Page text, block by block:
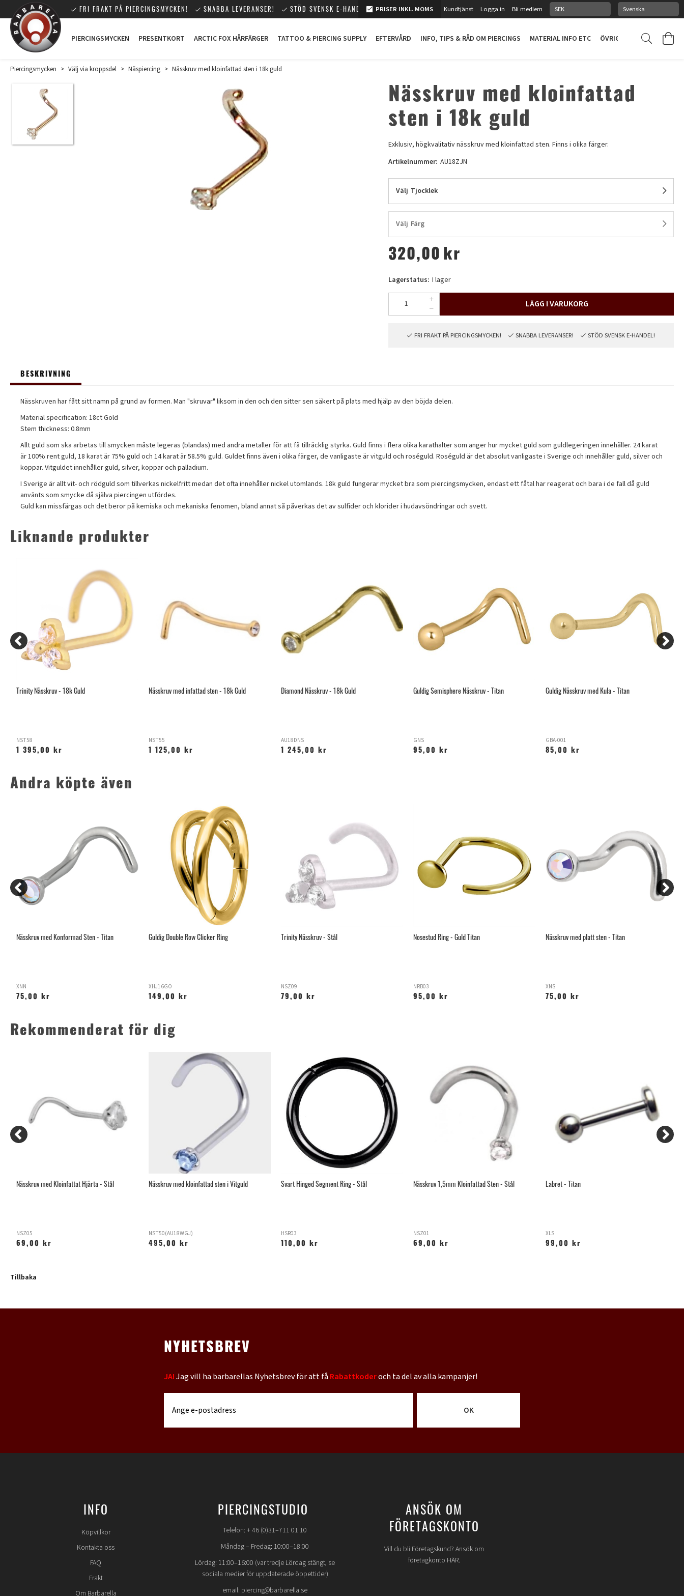
FRI FRAKT PÅ PIERCINGSMYCKEN! SNABBA LEVERANSER! STÖD SVENSK E-HANDEL! PRISER INKL. MOMS Kundtjänst Logga in Bli medlem
PIERCINGSMYCKEN PRESENTKORT ARCTIC FOX HÅRFÄRGER TATTOO & PIERCING SUPPLY EFTERVÅRD INFO, TIPS & RÅD OM PIERCINGS MATERIAL INFO ETC ÖVRIGT
Piercingsmycken > Välj via kroppsdel > Näspiercing > Nässkruv med kloinfattad sten i 18k guld
Nässkruv med kloinfattad
sten i 18k guld
Exklusiv, högkvalitativ nässkruv med kloinfattad sten. Finns i olika färger.
Artikelnummer: AU18ZJN
Välj Tjocklek
Välj Färg
320,00 kr
Lagerstatus: I lager
LÄGG I VARUKORG
FRI FRAKT PÅ PIERCINGSMYCKEN! SNABBA LEVERANSER! STÖD SVENSK E-HANDEL!
BESKRIVNING
Nässkruven har fått sitt namn på grund av formen. Man "skruvar" liksom in den och den sitter sen säkert på plats med hjälp av den böjda delen.
Material specification: 18ct Gold
Stem thickness: 0.8mm
Allt guld som ska arbetas till smycken måste legeras (blandas) med andra metaller för att få tillräcklig styrka. Guld finns i flera olika karathalter som anger hur mycket guld som guldlegeringen innehåller. 24 karat
är 100% rent guld, 18 karat är 75% guld och 14 karat är 58.5% guld. Guldet finns även i olika färger, de vanligaste är vitguld och roséguld. Roséguld är det absolut vanligaste i Sverige och innehåller guld, silver och
koppar. Vitguldet innehåller guld, silver, koppar och palladium.
I Sverige är allt vit- och rödguld som tillverkas nickelfritt medan det ofta innehåller nickel utomlands. 18k guld fungerar mycket bra som piercingsmycken, endast ett fåtal har reagerat och bara i de fall då guld
använts som smycke då själva piercingen utfördes.
Guld kan missfärgas och det beror på kemiska och mekaniska fenomen, bland annat så påverkas det av sulfider och klorider i hudavsöndringar och svett.
Liknande produkter
Trinity Nässkruv - 18k Guld
NST58
1 395,00 kr
Nässkruv med infattad sten - 18k Guld
NST55
1 125,00 kr
Diamond Nässkruv - 18k Guld
AU18DNS
1 245,00 kr
Guldig Semisphere Nässkruv - Titan
GNS
95,00 kr
Guldig Nässkruv med Kula - Titan
GBA-001
85,00 kr
Andra köpte även
Nässkruv med Konformad Sten - Titan
XNN
75,00 kr
Guldig Double Row Clicker Ring
XHJ16GO
149,00 kr
Trinity Nässkruv - Stål
NSZ09
79,00 kr
Nosestud Ring - Guld Titan
NRB03
95,00 kr
Nässkruv med platt sten - Titan
XNS
75,00 kr
Rekommenderat för dig
Nässkruv med Kloinfattat Hjärta - Stål
NSZ05
69,00 kr
Nässkruv med kloinfattad sten i Vitguld
NST50(AU18WGJ)
495,00 kr
Svart Hinged Segment Ring - Stål
HSR03
110,00 kr
Nässkruv 1,5mm Kloinfattad Sten - Stål
NSZ01
69,00 kr
Labret - Titan
XLS
99,00 kr
Tillbaka
NYHETSBREV
JA!Jag vill ha barbarellas Nyhetsbrev för att fåRabattkoderoch ta del av alla kampanjer!
OK
INFO
Köpvillkor
Kontakta oss
FAQ
Frakt
Om Barbarella
PIERCINGSTUDIO
Telefon: + 46 (0)31–711 01 10
Måndag – Fredag: 10:00–18:00
Lördag: 11:00–16:00 (var tredje Lördag stängt, se
sociala medier för uppdaterade öppettider)
email: piercing@barbarella.se
ANSÖK OM
FÖRETAGSKONTO
Vill du bli Företagskund? Ansök om
företagkonto HÄR.